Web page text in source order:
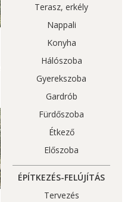
Terasz, erkély
Nappali
Konyha
Hálószoba
Gyerekszoba
Gardrób
Fürdőszoba
Étkező
Előszoba
ÉPÍTKEZÉS-FELÚJÍTÁS
Tervezés